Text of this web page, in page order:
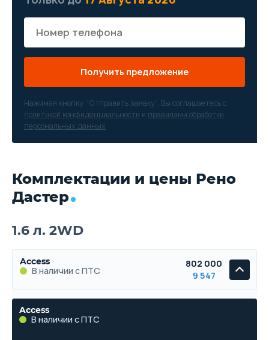
Получить предложение
Нажимая кнопку “Отправить заявку”, Вы соглашаетесь с
политикой конфиденциальности и правилами обработки
персональных данных
Комплектации и цены Рено
Дастер
1.6 л. 2WD
Access
В наличии с ПТС
802 000
9 547
Access
В наличии с ПТС